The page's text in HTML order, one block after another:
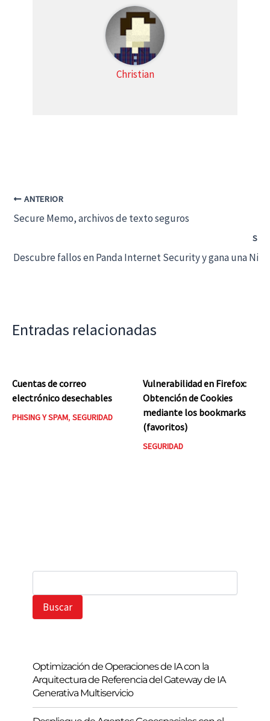
Christian
ANTERIOR
Secure Memo, archivos de texto seguros
Descubre fallos en Panda Internet Security y gana una
Entradas relacionadas
Cuentas de correo
electrónico desechables
PHISING Y SPAM, SEGURIDAD
Vulnerabilidad en Firefox:
Obtención de Cookies
mediante los bookmarks
(favoritos)
SEGURIDAD
B
s
Buscar
Optimización de Operaciones de IA con la
Arquitectura de Referencia del Gateway de IA
Generativa Multiservicio